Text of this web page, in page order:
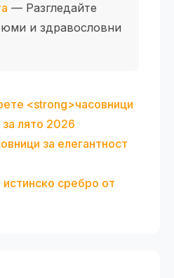
— Разгледайте
и здравословни
<strong>часовници
лято 2026
за елегантност
сребро от